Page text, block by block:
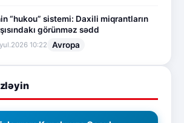
“hukou” sistemi: Daxili miqrantların
görünməz sədd
10:22 Avropa